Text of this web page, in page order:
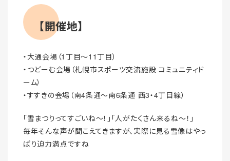
【開催地】
・大通会場（1丁目～11丁目）
・つどーむ会場（札幌市スポーツ交流施設 コミュニティド
ーム）
・すすきの会場（南4条通～南6条通 西3・4丁目線）
「雪まつりってすごいね～！」「人がたくさん来るね～！」
毎年そんな声が聞こえてきますが、実際に見る雪像はやっ
ぱり迫力満点ですね